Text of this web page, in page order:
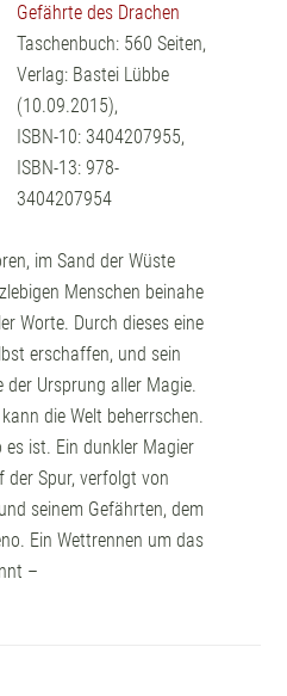
Gefährte des Drachen
Taschenbuch: 560 Seiten,
Verlag: Bastei Lübbe
(10.09.2015),
ISBN-10: 3404207955,
ISBN-13: 978-
3404207954
im Sand der Wüste
Menschen beinahe
Worte. Durch dieses eine
erschaffen, und sein
Ursprung aller Magie.
die Welt beherrschen.
es ist. Ein dunkler Magier
der Spur, verfolgt von
seinem Gefährten, dem
Ein Wettrennen um das
–